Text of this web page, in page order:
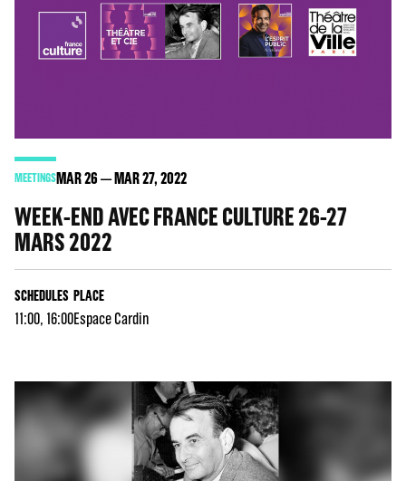
MEETINGSMAR26 MAR27, 2022
WEEK-END AVEC FRANCE CULTURE 26-27
MARS 2022
SCHEDULES
11:00, 16:00
PLACE
Espace Cardin